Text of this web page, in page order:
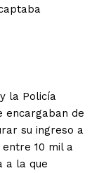
la Policía
encargaban de
su ingreso a
10 mil a
a la que